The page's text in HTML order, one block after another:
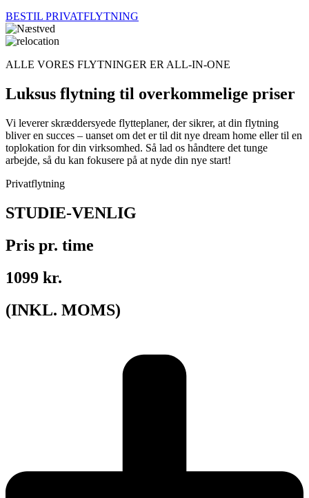
BESTIL PRIVATFLYTNING
ALLE VORES FLYTNINGER ER ALL-IN-ONE
Luksus flytning til overkommelige priser
Vi leverer skræddersyede flytteplaner, der sikrer, at din flytning
bliver en succes – uanset om det er til dit nye dream home eller til en
toplokation for din virksomhed. Så lad os håndtere det tunge
arbejde, så du kan fokusere på at nyde din nye start!
Privatflytning
STUDIE-VENLIG
Pris pr. time
1099 kr.
(INKL. MOMS)